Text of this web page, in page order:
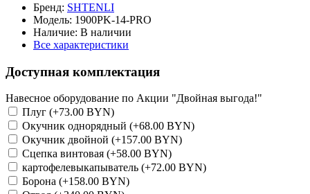
Бренд: SHTENLI
Модель: 1900PK-14-PRO
Наличие: В наличии
Все характеристики
Доступная комплектация
Навесное оборудование по Акции "Двойная выгода!"
Плуг (+73.00 BYN)
Окучник однорядный (+68.00 BYN)
Окучник двойной (+157.00 BYN)
Сцепка винтовая (+58.00 BYN)
картофелевыкапыватель (+72.00 BYN)
Борона (+158.00 BYN)